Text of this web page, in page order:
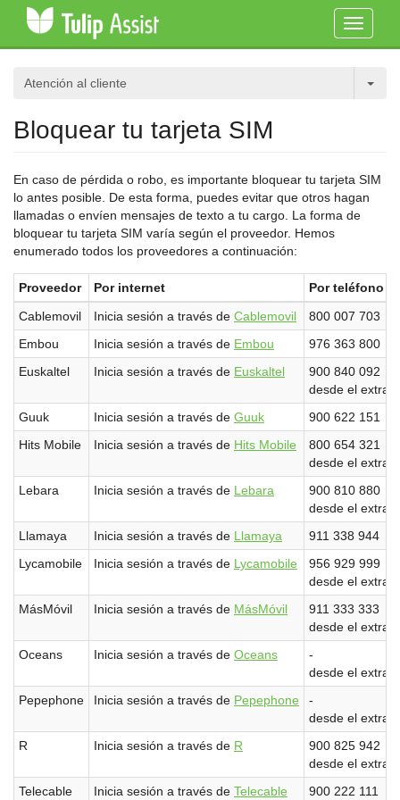
Toggle
Atención al cliente
Bloquear tu tarjeta SIM
En caso de pérdida o robo, es importante bloquear tu tarjeta SIM
lo antes posible. De esta forma, puedes evitar que otros hagan
llamadas o envíen mensajes de texto a tu cargo. La forma de
bloquear tu tarjeta SIM varía según el proveedor. Hemos
enumerado todos los proveedores a continuación:
Proveedor Por internet
Por teléfono
Cablemovil
Inicia sesión a través de Cablemovil
800 007 703
Embou
Inicia sesión a través de Embou
976 363 800
Euskaltel
Inicia sesión a través de Euskaltel
900 840 092
desde el
Guuk
Inicia sesión a través de Guuk
900 622 151
Hits Mobile
Inicia sesión a través de Hits Mobile
800 654 321
desde el
Lebara
Inicia sesión a través de Lebara
900 810 880
desde el
Llamaya
Inicia sesión a través de Llamaya
911 338 944
Lycamobile
Inicia sesión a través de Lycamobile
956 929 999
desde el
MásMóvil
Inicia sesión a través de MásMóvil
911 333 333
desde el
Oceans
Inicia sesión a través de Oceans
-
desde el
Pepephone
Inicia sesión a través de Pepephone
-
desde el
R
Inicia sesión a través de R
900 825 942
desde el
Telecable
Inicia sesión a través de Telecable 900 222 111